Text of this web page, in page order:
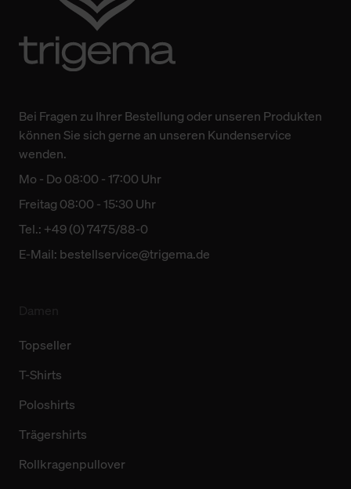
Bei Fragen zu Ihrer Bestellung oder unseren Produkten
können Sie sich gerne an unseren Kundenservice
wenden.
Mo - Do 08:00 - 17:00 Uhr
Freitag 08:00 - 15:30 Uhr
Tel.: +49 (0) 7475/88-0
E-Mail: bestellservice@trigema.de
Topseller
T-Shirts
Poloshirts
Trägershirts
Rollkragenpullover